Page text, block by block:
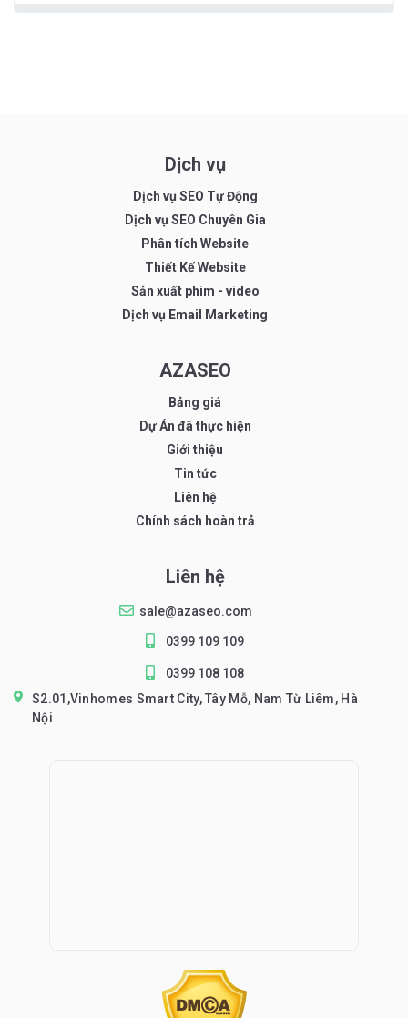
Dịch vụ
Dịch vụ SEO Tự Động
Dịch vụ SEO Chuyên Gia
Phân tích Website
Thiết Kế Website
Sản xuất phim - video
Dịch vụ Email Marketing
AZASEO
Bảng giá
Dự Án đã thực hiện
Giới thiệu
Tin tức
Liên hệ
Chính sách hoàn trả
Liên hệ
sale@azaseo.com
0399 109 109
0399 108 108
S2.01,Vinhomes Smart City, Tây Mỗ, Nam Từ Liêm, Hà
Nội